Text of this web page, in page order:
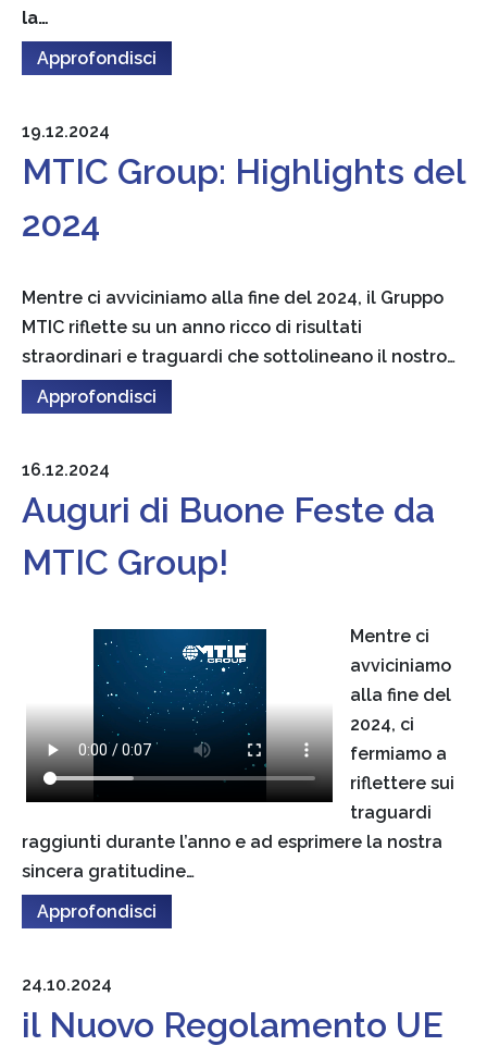
la…
Approfondisci
19.12.2024
MTIC Group: Highlights del
2024
Mentre ci avviciniamo alla fine del 2024, il Gruppo
MTIC riflette su un anno ricco di risultati
straordinari e traguardi che sottolineano il nostro…
Approfondisci
16.12.2024
Auguri di Buone Feste da
MTIC Group!
Mentre ci
avviciniamo
alla fine del
2024, ci
fermiamo a
riflettere sui
traguardi
raggiunti durante l’anno e ad esprimere la nostra
sincera gratitudine…
Approfondisci
24.10.2024
il Nuovo Regolamento UE